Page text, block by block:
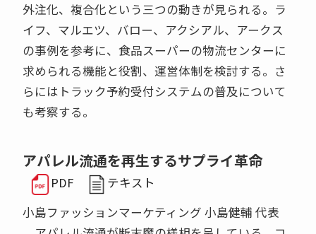
外注化、複合化という三つの動きが見られる。ラ
イフ、マルエツ、バロー、アクシアル、アークス
の事例を参考に、食品スーパーの物流センターに
求められる機能と役割、運営体制を検討する。さ
らにはトラック予約受付システムの普及について
も考察する。
アパレル流通を再生するサプライ革命
PDF
テキスト
小島ファッションマーケティング 小島健輔 代表